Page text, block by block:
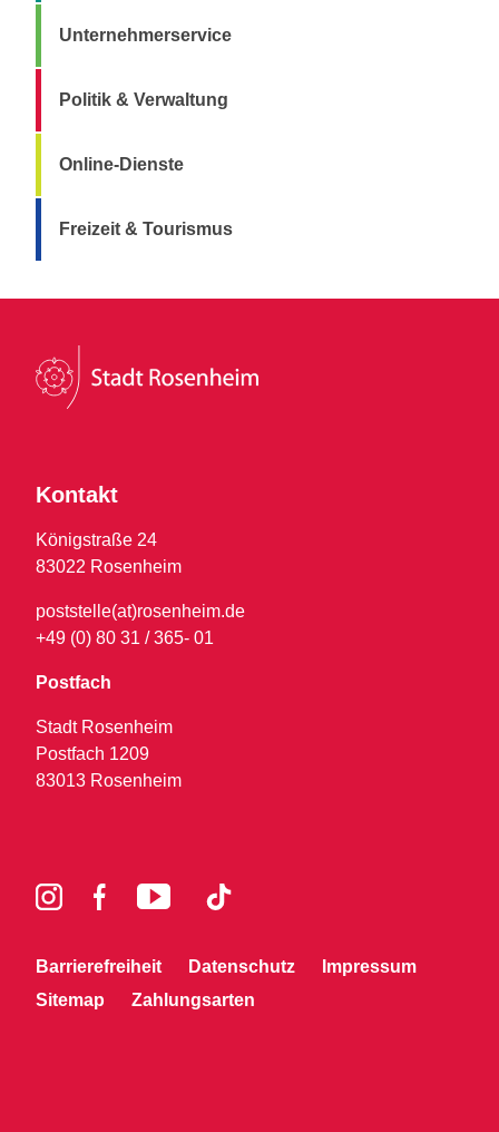
Unternehmerservice
Politik & Verwaltung
Online-Dienste
Freizeit & Tourismus
Kontakt
Königstraße 24
83022 Rosenheim
poststelle(at)rosenheim.de
+49 (0) 80 31 / 365- 01
Postfach
Stadt Rosenheim
Postfach 1209
83013 Rosenheim
Barrierefreiheit Datenschutz
Impressum
Sitemap
Zahlungsarten